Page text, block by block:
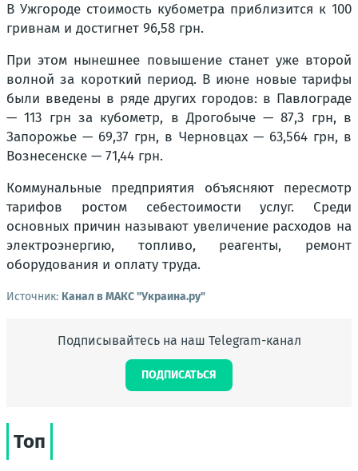
В Ужгороде стоимость кубометра приблизится к 100
гривнам и достигнет 96,58 грн.
При этом нынешнее повышение станет уже второй
волной за короткий период. В июне новые тарифы
были введены в ряде других городов: в Павлограде
— 113 грн за кубометр, в Дрогобыче — 87,3 грн, в
Запорожье — 69,37 грн, в Черновцах — 63,564 грн, в
Вознесенске — 71,44 грн.
Коммунальные предприятия объясняют пересмотр
тарифов ростом себестоимости услуг. Среди
основных причин называют увеличение расходов на
электроэнергию, топливо, реагенты, ремонт
оборудования и оплату труда.
Источник: Канал в МАКС "Украина.ру"
Подписывайтесь на наш Telegram-канал
ПОДПИСАТЬСЯ
Топ